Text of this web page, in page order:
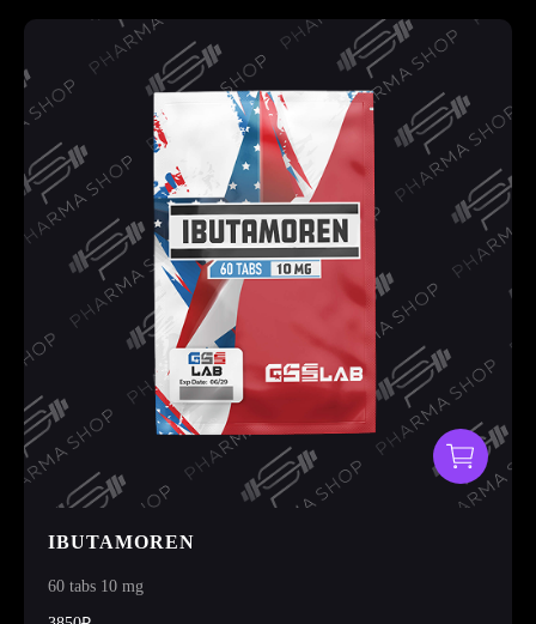
IBUTAMOREN
60 tabs 10 mg